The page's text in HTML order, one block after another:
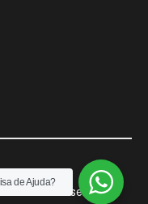
Reservados.
de Ajuda?